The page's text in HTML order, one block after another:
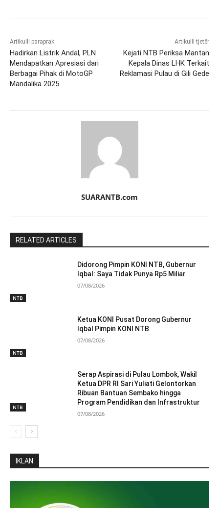
Artikulli paraprak
Hadirkan Listrik Andal, PLN
Mendapatkan Apresiasi dari
Berbagai Pihak di MotoGP
Mandalika 2025
Artikulli tjetër
Kejati NTB Periksa Mantan
Kepala Dinas LHK Terkait
Reklamasi Pulau di Gili Gede
SUARANTB.com
RELATED ARTICLES
NTB
Didorong Pimpin KONI NTB, Gubernur
Iqbal: Saya Tidak Punya Rp5 Miliar
07/08/2026
NTB
Ketua KONI Pusat Dorong Gubernur
Iqbal Pimpin KONI NTB
07/08/2026
NTB
Serap Aspirasi di Pulau Lombok, Wakil
Ketua DPR RI Sari Yuliati Gelontorkan
Ribuan Bantuan Sembako hingga
Program Pendidikan dan Infrastruktur
07/08/2026
IKLAN